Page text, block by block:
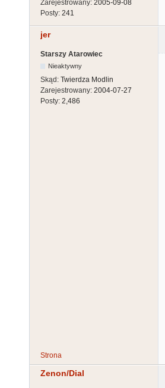
Zarejestrowany: 2005-09-08
Posty: 241
jer
Starszy Atarowiec
Nieaktywny
Skąd: Twierdza Modlin
Zarejestrowany: 2004-07-27
Posty: 2,486
Strona
Zenon/Dial